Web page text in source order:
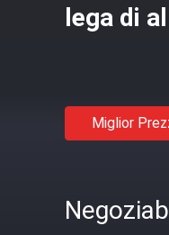
lega di
Miglior